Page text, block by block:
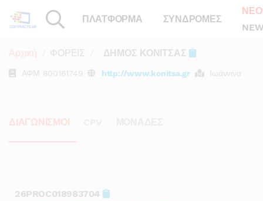
ΠΛΑΤΦΟΡΜΑ ΣΥΝΔΡΟΜΕΣ
Αρχική ΦΟΡΕΙΣ ΔΗΜΟΣ ΚΟΝΙΤΣΑΣ
ΑΦΜ 800161749 http://www.konitsa.gr Ιωάννινα
ΔΙΑΓΩΝΙΣΜΟΙ
26PROC018983704